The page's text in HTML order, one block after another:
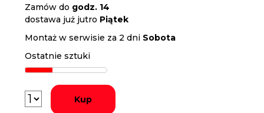
Zamów do godz. 14
dostawa już jutro Piątek
Montaż w serwisie za 2 dni Sobota
Ostatnie sztuki
Kup